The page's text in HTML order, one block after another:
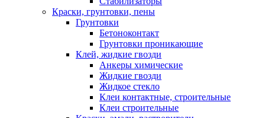
Краски, грунтовки, пены
Грунтовки
Бетоноконтакт
Грунтовки проникающие
Клей, жидкие гвозди
Анкеры химические
Жидкие гвозди
Жидкое стекло
Клеи контактные, строительные
Клеи строительные